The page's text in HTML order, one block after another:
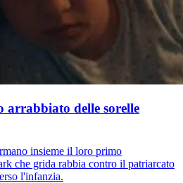
arrabbiato delle sorelle
insieme il loro primo
che grida rabbia contro il patriarcato
l'infanzia.